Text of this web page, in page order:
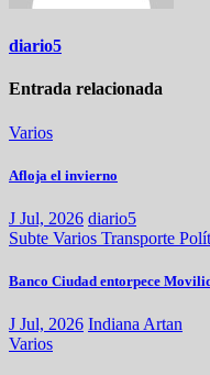
diario5
Entrada relacionada
Varios
Afloja el invierno
J Jul, 2026 diario5
Subte Varios Transporte
Banco Ciudad entorpece
J Jul, 2026 Indiana Artan
Varios